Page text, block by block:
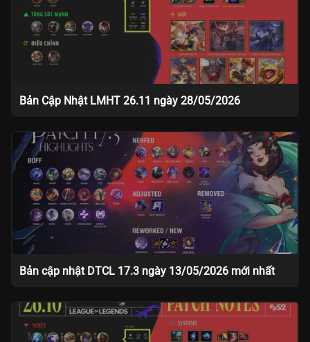
Bản Cập Nhật LMHT 26.11 ngày 28/05/2026
Bản cập nhật DTCL 17.3 ngày 13/05/2026 mới nhất